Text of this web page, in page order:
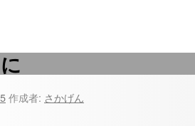
作成者: さかげん